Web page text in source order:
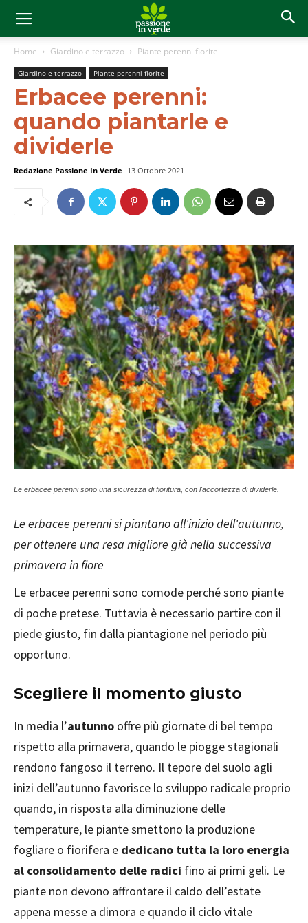
Home Giardino e terrazzo Piante perenni fiorite
Giardino e terrazzo Piante perenni fiorite
Erbacee perenni:
quando piantarle e
dividerle
Redazione Passione In Verde 13 Ottobre 2021
Le erbacee perenni sono una sicurezza di fioritura, con l'accortezza di dividerle.
Le erbacee perenni si piantano all'inizio dell'autunno,
per ottenere una resa migliore già nella successiva
primavera in fiore
Le erbacee perenni sono comode perché sono piante
di poche pretese. Tuttavia è necessario partire con il
piede giusto, fin dalla piantagione nel periodo più
opportuno.
Scegliere il momento giusto
In media l’autunno offre più giornate di bel tempo
rispetto alla primavera, quando le piogge stagionali
rendono fangoso il terreno. Il tepore del suolo agli
inizi dell’autunno favorisce lo sviluppo radicale proprio
quando, in risposta alla diminuzione delle
temperature, le piante smettono la produzione
fogliare o fiorifera e dedicano tutta la loro energia
al consolidamento delle radici fino ai primi geli. Le
piante non devono affrontare il caldo dell’estate
appena messe a dimora e quando il ciclo vitale